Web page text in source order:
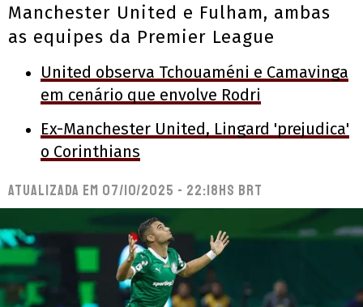
Manchester United e Fulham, ambas
as equipes da Premier League
United observa Tchouaméni e Camavinga
em cenário que envolve Rodri
Ex-Manchester United, Lingard 'prejudica'
o Corinthians
Atualizada em 07/10/2025 - 22:18hs BRT